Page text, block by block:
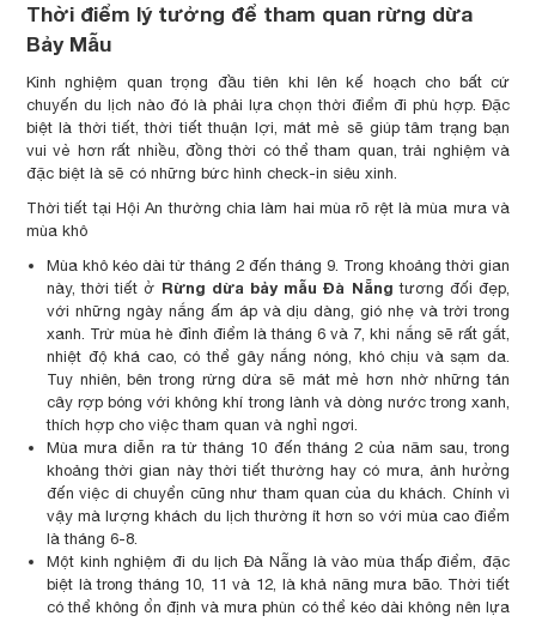
Thời điểm lý tưởng để tham quan rừng dừa
Bảy Mẫu
Kinh nghiệm quan trọng đầu tiên khi lên kế hoạch cho bất cứ
chuyến du lịch nào đó là phải lựa chọn thời điểm đi phù hợp. Đặc
biệt là thời tiết, thời tiết thuận lợi, mát mẻ sẽ giúp tâm trạng bạn
vui vẻ hơn rất nhiều, đồng thời có thể tham quan, trải nghiệm và
đặc biệt là sẽ có những bức hình check-in siêu xinh.
Thời tiết tại Hội An thường chia làm hai mùa rõ rệt là mùa mưa và
mùa khô
Mùa khô kéo dài từ tháng 2 đến tháng 9. Trong khoảng thời gian
này, thời tiết ở Rừng dừa bảy mẫu Đà Nẵng tương đối đẹp,
với những ngày nắng ấm áp và dịu dàng, gió nhẹ và trời trong
xanh. Trừ mùa hè đỉnh điểm là tháng 6 và 7, khi nắng sẽ rất gắt,
nhiệt độ khá cao, có thể gây nắng nóng, khó chịu và sạm da.
Tuy nhiên, bên trong rừng dừa sẽ mát mẻ hơn nhờ những tán
cây rợp bóng với không khí trong lành và dòng nước trong xanh,
thích hợp cho việc tham quan và nghỉ ngơi.
Mùa mưa diễn ra từ tháng 10 đến tháng 2 của năm sau, trong
khoảng thời gian này thời tiết thường hay có mưa, ảnh hưởng
đến việc di chuyển cũng như tham quan của du khách. Chính vì
vậy mà lượng khách du lịch thường ít hơn so với mùa cao điểm
là tháng 6-8.
Một kinh nghiệm đi du lịch Đà Nẵng là vào mùa thấp điểm, đặc
biệt là trong tháng 10, 11 và 12, là khả năng mưa bão. Thời tiết
có thể không ổn định và mưa phùn có thể kéo dài không nên lựa